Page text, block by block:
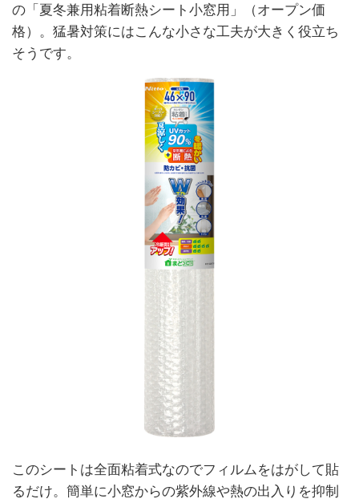
の「夏冬兼用粘着断熱シート小窓用」（オープン価
格）。猛暑対策にはこんな小さな工夫が大きく役立ち
そうです。
このシートは全面粘着式なのでフィルムをはがして貼
るだけ。簡単に小窓からの紫外線や熱の出入りを抑制